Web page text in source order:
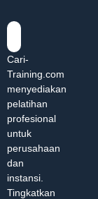
Cari-
Training.com
menyediakan
pelatihan
profesional
untuk
perusahaan
dan
instansi.
Tingkatkan